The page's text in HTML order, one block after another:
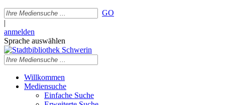
GO
|
anmelden
Sprache auswählen
Willkommen
Mediensuche
Einfache Suche